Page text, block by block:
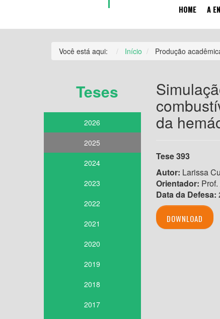
HOME A
Você está aqui: Início Produção
Teses
2026
2025
2024
2023
2022
2021
2020
2019
2018
2017
da
Tese 393
Autor: Larissa
Orientador:
Data da Defesa:
DOWNLOAD